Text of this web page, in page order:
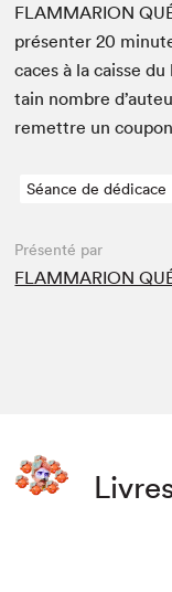
FLAM­MAR­I­ON
présen­ter20
caces à la caisse
tain nom­bre
remet­tre un
Séance de dédicace
Présenté par
FLAMMARION